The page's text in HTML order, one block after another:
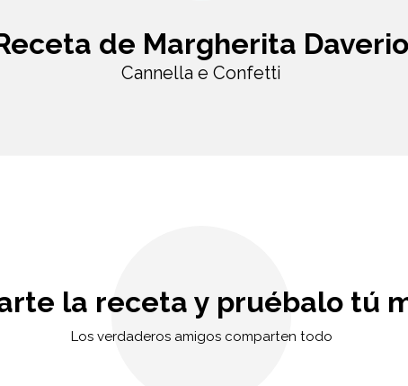
de Margherita Daverio
Cannella e Confetti
la receta y pruébalo tú
Los verdaderos amigos comparten todo